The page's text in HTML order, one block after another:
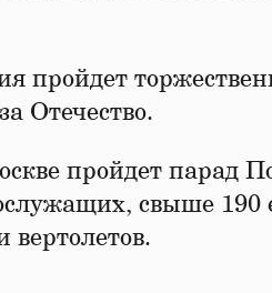
пройдет
Отечество.
пройдет парад
свыше
вертолетов.